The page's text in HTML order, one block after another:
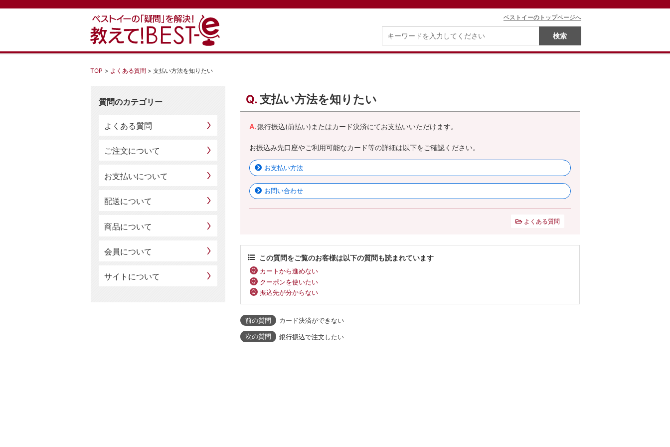
TOP よくある質問 支払い方法を知りたい
支払い方法を知りたい
銀行振込(前払い)またはカード決済にてお支払いいただけます。
お振込み先口座やご利用可能なカード等の詳細は以下をご確認ください。
お支払い方法
お問い合わせ
よくある質問
この質問をご覧のお客様は以下の質問も読まれています
カートから進めない
クーポンを使いたい
振込先が分からない
カード決済ができない
銀行振込で注文したい
質問のカテゴリー
よくある質問
ご注文について
お支払いについて
配送について
商品について
会員について
サイトについて
ベストイーのトップページへ